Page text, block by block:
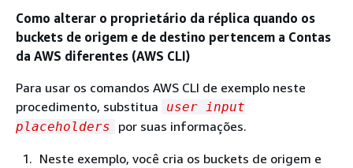
Como alterar o proprietário da réplica quando os
buckets de origem e de destino pertencem a Contas
da AWS diferentes (AWS CLI)
Para usar os comandos AWS CLI de exemplo neste
procedimento, substitua
user input
placeholders
por suas informações.
Neste exemplo, você cria os buckets de origem e